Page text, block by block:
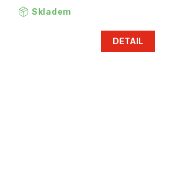
Skladem
DETAIL